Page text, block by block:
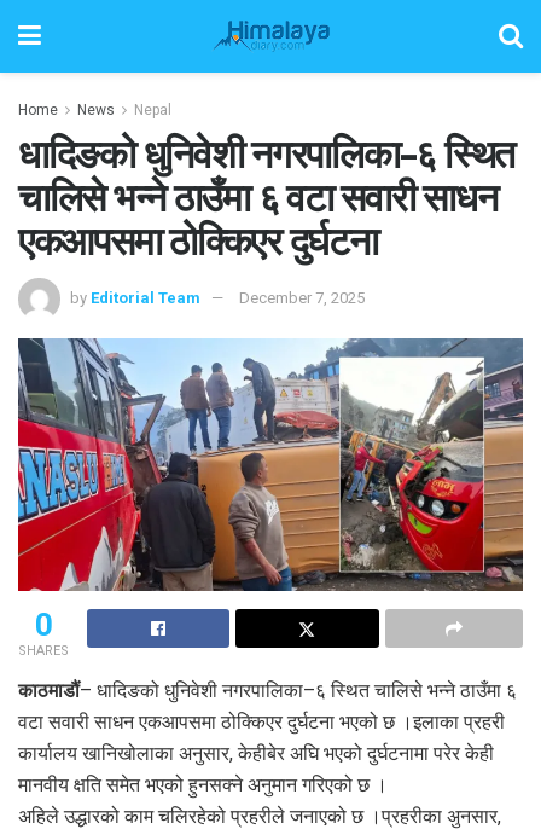
Home News Nepal
धादिङको धुनिवेशी नगरपालिका–६ स्थित
चालिसे भन्ने ठाउँमा ६ वटा सवारी साधन
एकआपसमा ठोक्किएर दुर्घटना
by Editorial Team December 7, 2025
0
SHARES
काठमाडौं– धादिङको धुनिवेशी नगरपालिका–६ स्थित चालिसे भन्ने ठाउँमा ६
वटा सवारी साधन एकआपसमा ठोक्किएर दुर्घटना भएको छ ।इलाका प्रहरी
कार्यालय खानिखोलाका अनुसार, केहीबेर अघि भएको दुर्घटनामा परेर केही
मानवीय क्षति समेत भएको हुनसक्ने अनुमान गरिएको छ ।
अहिले उद्धारको काम चलिरहेको प्रहरीले जनाएको छ ।प्रहरीका अुनसार,